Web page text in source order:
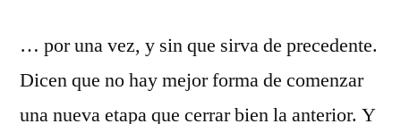
…
… por una vez, y sin que sirva de precedente.
Dicen que no hay mejor forma de comenzar
una nueva etapa que cerrar bien la anterior. Y